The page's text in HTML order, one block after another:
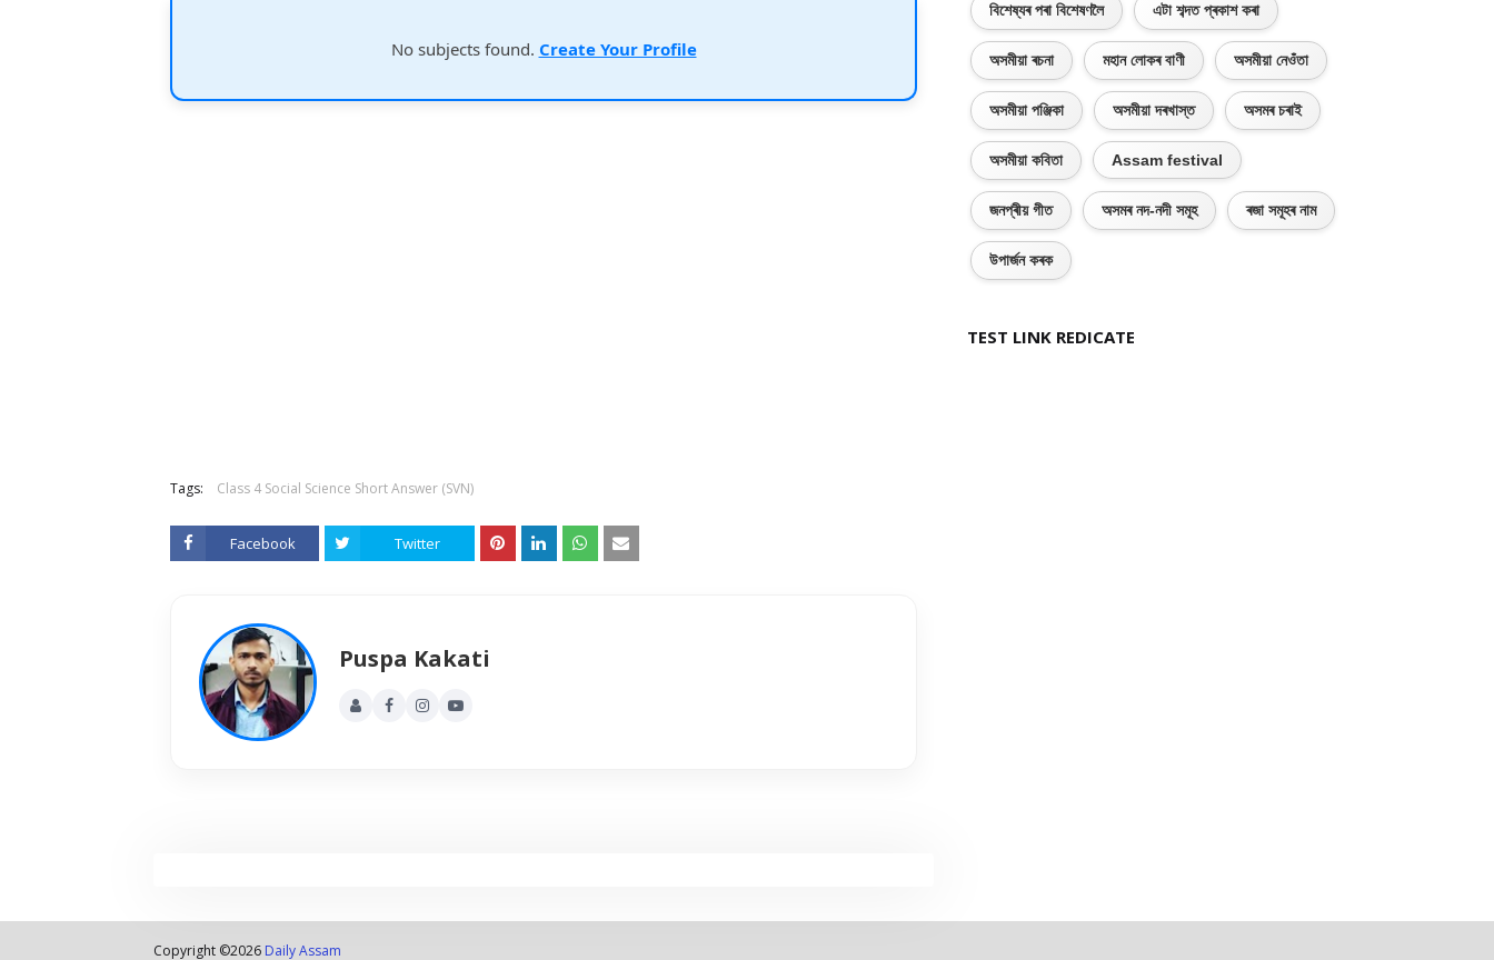
No subjects found. Create Your Profile
Tags: Class 4 Social Science Short Answer (SVN)
Facebook Twitter
Puspa Kakati
বিশেষ্যৰ পৰা বিশেষণলৈ এটা শব্দত প্ৰকাশ কৰা
অসমীয়া ৰচনা মহান লোকৰ বাণী অসমীয়া নেওঁতা
অসমীয়া পঞ্জিকা অসমীয়া দৰখাস্ত অসমৰ চৰাই
অসমীয়া কবিতা Assam festival
জনপ্ৰীয় গীত অসমৰ নদ-নদী সমূহ ৰজা সমূহৰ নাম
উপাৰ্জন কৰক
TEST LINK REDICATE
Copyright ©2026 Daily Assam